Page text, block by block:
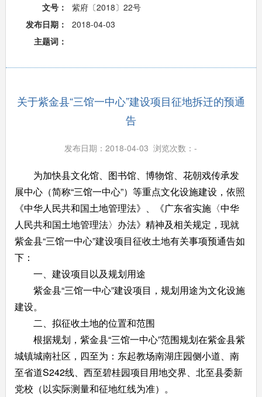
文号：
紫府〔2018〕22号
发布日期：
2018-04-03
主题词：
关于紫金县“三馆一中心”建设项目征地拆迁的预通
告
发布日期：2018-04-03 浏览次数：-
为加快县文化馆、图书馆、博物馆、花朝戏传承发
展中心（简称“三馆一中心”）等重点文化设施建设，依照
《中华人民共和国土地管理法》、《广东省实施〈中华
人民共和国土地管理法〉办法》精神及相关规定，现就
紫金县“三馆一中心”建设项目征收土地有关事项预通告如
下：
一、建设项目以及规划用途
紫金县“三馆一中心”建设项目，规划用途为文化设施
建设。
二、拟征收土地的位置和范围
根据规划，紫金县“三馆一中心”范围规划在紫金县紫
城镇城南社区，四至为：东起教场南湖庄园侧小道、南
至省道S242线、西至碧桂园项目用地交界、北至县委新
党校（以实际测量和征地红线为准）。